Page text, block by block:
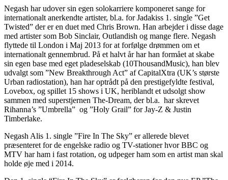
Negash har udover sin egen solokarriere komponeret sange for
internationalt anerkendte artister, bl.a. for Jadakiss 1. single ”Get
Twisted” der er en duet med Chris Brown. Han arbejder i disse dage
med artister som Bob Sinclair, Outlandish og mange flere. Negash
flyttede til London i Maj 2013 for at forfølge drømmen om et
internationalt gennembrud. På et halvt år har han formået at skabe
sin egen base med eget pladeselskab (10ThousandMusic), han blev
udvalgt som ”New Breakthrough Act” af CapitalXtra (UK’s største
Urban radiostation), han har optrådt på den prestigefyldte festival,
Lovebox, og spillet 15 shows i UK, heriblandt et udsolgt show
sammen med superstjernen The-Dream, der bl.a. har skrevet
Rihanna’s ”Umbrella” og ”Holy Grail” for Jay-Z & Justin
Timberlake.
Negash Alis 1. single ”Fire In The Sky” er allerede blevet
præsenteret for de engelske radio og TV-stationer hvor BBC og
MTV har ham i fast rotation, og udpeger ham som en artist man skal
holde øje med i 2014.